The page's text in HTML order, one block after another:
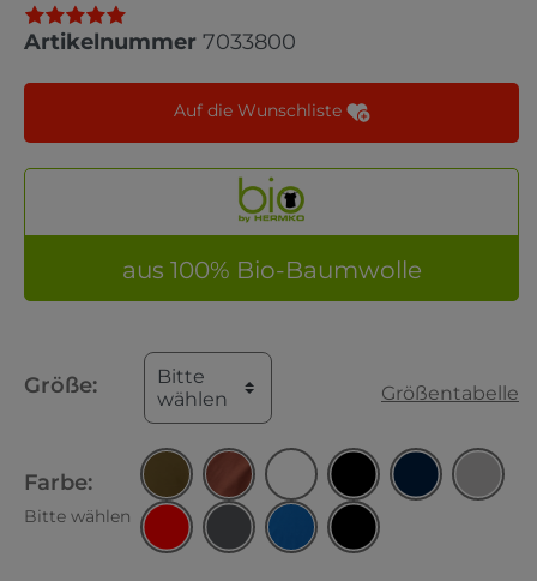
Artikelnummer 7033800
Auf die Wunschliste
aus 100% Bio-Baumwolle
Größe:
Bitte
wählen
Größentabelle
Farbe:
Bitte wählen